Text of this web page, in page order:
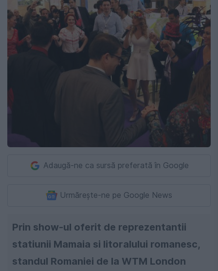
Adaugă-ne ca sursă preferată în Google
Urmărește-ne pe Google News
Prin show-ul oferit de reprezentantii
statiunii Mamaia si litoralului romanesc,
standul Romaniei de la WTM London